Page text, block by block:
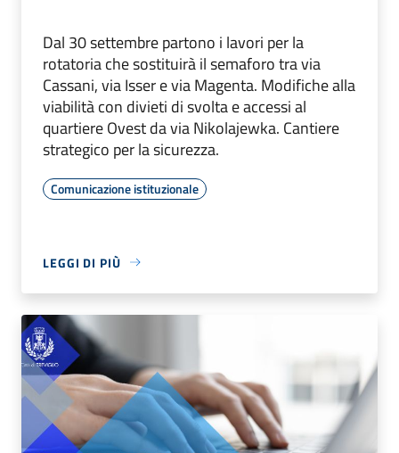
Dal 30 settembre partono i lavori per la
rotatoria che sostituirà il semaforo tra via
Cassani, via Isser e via Magenta. Modifiche alla
viabilità con divieti di svolta e accessi al
quartiere Ovest da via Nikolajewka. Cantiere
strategico per la sicurezza.
Comunicazione istituzionale
LEGGI DI PIÙ